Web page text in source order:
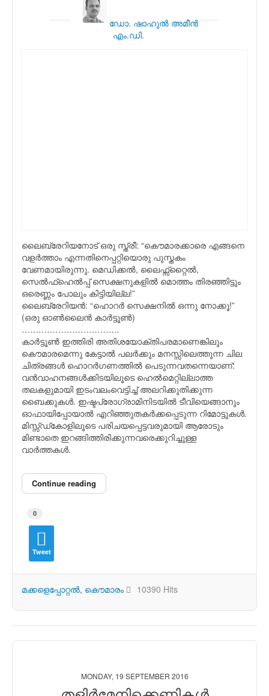
ഡോ. ഷാഹുല്‍ അമീന്‍
എം.ഡി.
ലൈബ്രേറിയനോട് ഒരു സ്ത്രീ: “കൌമാരക്കാരെ എങ്ങനെ
വളര്‍ത്താം എന്നതിനെപ്പറ്റിയൊരു പുസ്തകം
വേണമായിരുന്നു. മെഡിക്കല്‍, ലൈഫ്സ്റ്റൈല്‍,
സെല്‍ഫ്ഹെല്‍പ്പ് സെക്ഷനുകളില്‍ മൊത്തം തിരഞ്ഞിട്ടും
ഒരെണ്ണം പോലും കിട്ടിയില്ല!”
ലൈബ്രേറിയന്‍: “ഹൊറര്‍ സെക്ഷനില്‍ ഒന്നു നോക്കൂ!”
(ഒരു ഓണ്‍ലൈന്‍ കാര്‍ട്ടൂണ്‍)
……………………………..
കാര്‍ട്ടൂണ്‍ ഇത്തിരി അതിശയോക്തിപരമാണെങ്കിലും
കൌമാരമെന്നു കേട്ടാല്‍ പലര്‍ക്കും മനസ്സിലെത്തുന്ന ചില
ചിത്രങ്ങള്‍ ഹൊറര്‍ഗണത്തില്‍ പെടുന്നവതന്നെയാണ്:
വന്‍വാഹനങ്ങള്‍ക്കിടയിലൂടെ ഹെല്‍മെറ്റില്ലാത്ത
തലകളുമായി ഇടംവലംവെട്ടിച്ച് അലറിക്കുതിക്കുന്ന
ബൈക്കുകള്‍. ഇഷ്ടപ്രോഗ്രാമിനിടയില്‍ ടീവിയെങ്ങാനും
ഓഫായിപ്പോയാല്‍ എറിഞ്ഞുതകര്‍ക്കപ്പെടുന്ന റിമോട്ടുകള്‍.
മിസ്സ്ഡ്കോളിലൂടെ പരിചയപ്പെട്ടവരുമായി ആരോടും
മിണ്ടാതെ ഇറങ്ങിത്തിരിക്കുന്നവരെക്കുറിച്ചുള്ള
വാര്‍ത്തകള്‍.
Continue reading
0
Tweet
മക്കളെപ്പോറ്റല്‍ കൌമാരം 10390 Hits
MONDAY, 19 SEPTEMBER 2016